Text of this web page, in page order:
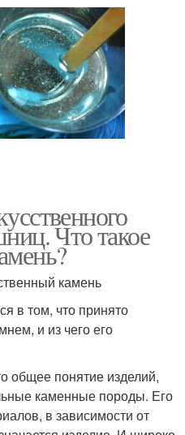
Что такое
камень
в том, что принято
и из чего его
общее понятие изделий,
каменные породы. Его
в зависимости от